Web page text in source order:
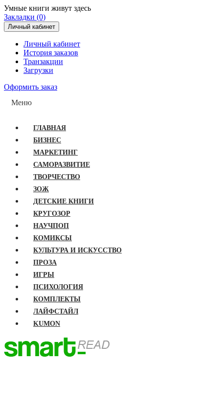
Умные книги живут здесь
Закладки (0)
Личный кабинет
Личный кабинет
История заказов
Транзакции
Загрузки
Оформить заказ
Меню
ГЛАВНАЯ
БИЗНЕС
МАРКЕТИНГ
САМОРАЗВИТИЕ
ТВОРЧЕСТВО
ЗОЖ
ДЕТСКИЕ КНИГИ
КРУГОЗОР
НАУЧПОП
КОМИКСЫ
КУЛЬТУРА И ИСКУССТВО
ПРОЗА
ИГРЫ
ПСИХОЛОГИЯ
КОМПЛЕКТЫ
ЛАЙФСТАЙЛ
KUMON